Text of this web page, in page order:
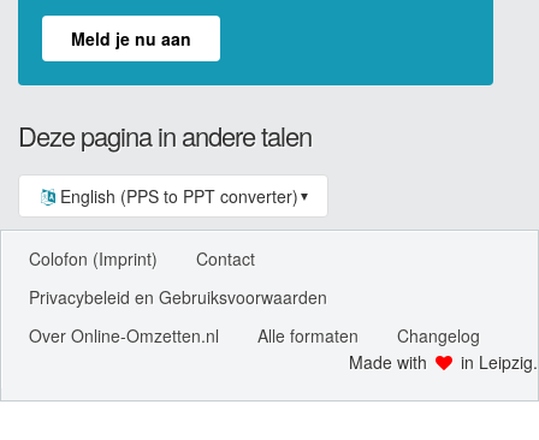
Meld je nu aan
Deze pagina in andere talen
English (PPS to PPT converter) ▼
Colofon (Imprint)
Contact
Privacybeleid en Gebruiksvoorwaarden
Over Online-Omzetten.nl
Alle formaten
Changelog
Made with
in Leipzig.